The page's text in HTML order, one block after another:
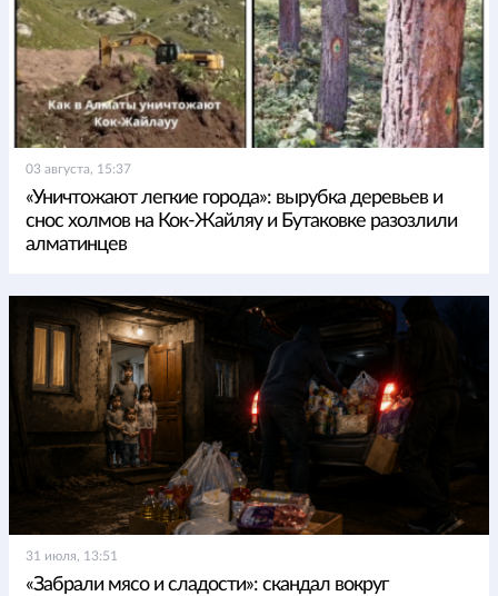
03 августа, 15:37
«Уничтожают легкие города»: вырубка деревьев и
снос холмов на Кок-Жайляу и Бутаковке разозлили
алматинцев
31 июля, 13:51
«Забрали мясо и сладости»: скандал вокруг